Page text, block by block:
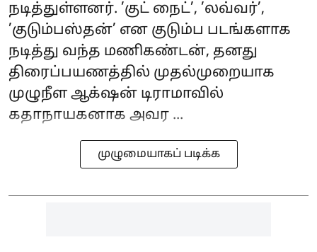
நடித்துள்ளனர். ’குட் நைட்’, ’லவ்வர்’,
’குடும்பஸ்தன்’ என குடும்ப படங்களாக
நடித்து வந்த மணிகண்டன், தனது
திரைப்பயணத்தில் முதல்முறையாக
முழுநீள ஆக்‌ஷன் டிராமாவில்
கதாநாயகனாக அவர ...
முழுமையாகப் படிக்க